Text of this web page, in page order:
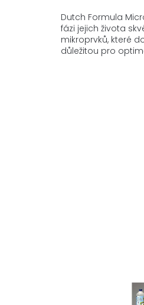
Dutch Formula
fázi jejich života
mikroprvků, které
důležitou pro